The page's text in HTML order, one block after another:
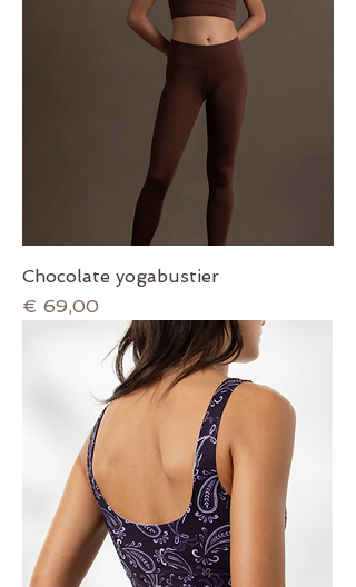
Chocolate yogabustier
Prijs
€ 69,00